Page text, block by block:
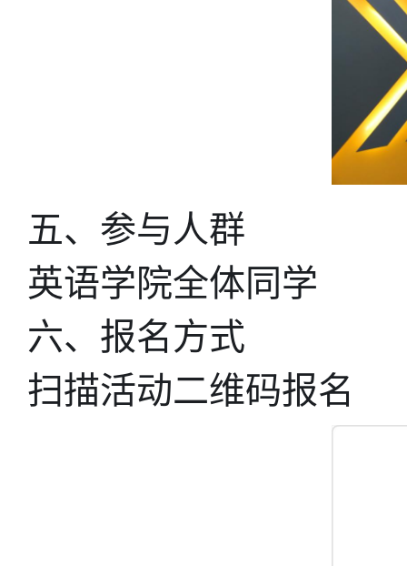
五、参与人群
英语学院全体同学
六、报名方式
扫描活动二维码报名